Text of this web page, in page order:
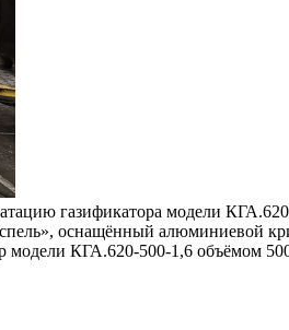
газификатора модели
оснащённый алюминиевой
КГА.620‑500‑1,6 объёмом